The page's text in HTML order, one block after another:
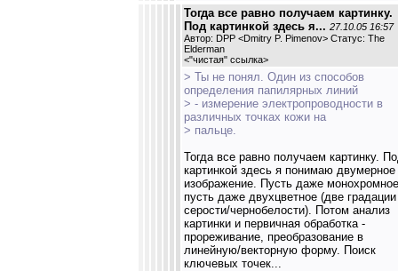
Тогда все равно получаем картинку.
Под картинкой здесь я... 27.10.05 16:57
Автор: DPP <Dmitry P. Pimenov> Статус: The
Elderman
<"чистая" ссылка>
> Ты не понял. Один из способов
определения папилярных линий
> - измерение электропроводности в
различных точках кожи на
> пальце.
Тогда все равно получаем картинку.
картинкой здесь я понимаю двумерное
изображение. Пусть даже
пусть даже двухцветное (две градации
серости/чернобелости). Потом анализ
картинки и первичная обработка -
прореживание, преобразование в
линейную/векторную форму. Поиск
ключевых точек...